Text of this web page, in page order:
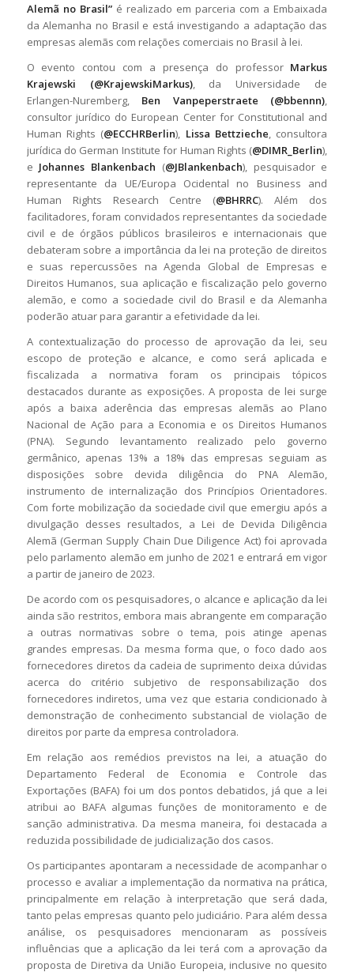
Alemã no Brasil”é realizado em parceria com a Embaixada
da Alemanha no Brasil e está investigando a adaptação das
empresas alemãs com relações comerciais no Brasil à lei.
O evento contou com a presença do professor Markus
Krajewski (@KrajewskiMarkus), da Universidade de
Erlangen-Nuremberg, Ben Vanpeperstraete (@bbennn),
consultor jurídico do European Center for Constitutional and
Human Rights (@ECCHRBerlin), Lissa Bettzieche, consultora
jurídica do German Institute for Human Rights (@DIMR_Berlin),
e Johannes Blankenbach (@JBlankenbach), pesquisador e
representante da UE/Europa Ocidental no Business and
Human Rights Research Centre (@BHRRC). Além dos
facilitadores, foram convidados representantes da sociedade
civil e de órgãos públicos brasileiros e internacionais que
debateram sobre a importância da lei na proteção de direitos
e suas repercussões na Agenda Global de Empresas e
Direitos Humanos, sua aplicação e fiscalização pelo governo
alemão, e como a sociedade civil do Brasil e da Alemanha
poderão atuar para garantir a efetividade da lei.
A contextualização do processo de aprovação da lei, seu
escopo de proteção e alcance, e como será aplicada e
fiscalizada a normativa foram os principais tópicos
destacados durante as exposições. A proposta de lei surge
após a baixa aderência das empresas alemãs ao Plano
Nacional de Ação para a Economia e os Direitos Humanos
(PNA). Segundo levantamento realizado pelo governo
germânico, apenas 13% a 18% das empresas seguiam as
disposições sobre devida diligência do PNA Alemão,
instrumento de internalização dos Princípios Orientadores.
Com forte mobilização da sociedade civil que emergiu após a
divulgação desses resultados, a Lei de Devida Diligência
Alemã (German Supply Chain Due Diligence Act) foi aprovada
pelo parlamento alemão em junho de 2021 e entrará em vigor
a partir de janeiro de 2023.
De acordo com os pesquisadores, o alcance e aplicação da lei
ainda são restritos, embora mais abrangente em comparação
a outras normativas sobre o tema, pois atinge apenas
grandes empresas. Da mesma forma que, o foco dado aos
fornecedores diretos da cadeia de suprimento deixa dúvidas
acerca do critério subjetivo de responsabilização dos
fornecedores indiretos, uma vez que estaria condicionado à
demonstração de conhecimento substancial de violação de
direitos por parte da empresa controladora.
Em relação aos remédios previstos na lei, a atuação do
Departamento Federal de Economia e Controle das
Exportações (BAFA) foi um dos pontos debatidos, já que a lei
atribui ao BAFA algumas funções de monitoramento e de
sanção administrativa. Da mesma maneira, foi destacada a
reduzida possibilidade de judicialização dos casos.
Os participantes apontaram a necessidade de acompanhar o
processo e avaliar a implementação da normativa na prática,
principalmente em relação à interpretação que será dada,
tanto pelas empresas quanto pelo judiciário. Para além dessa
análise, os pesquisadores mencionaram as possíveis
influências que a aplicação da lei terá com a aprovação da
proposta de Diretiva da União Europeia, inclusive no quesito